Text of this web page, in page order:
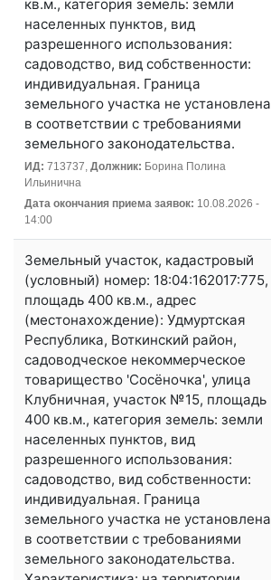
кв.м., категория земель: земли
населенных пунктов, вид
разрешенного использования:
садоводство, вид собственности:
индивидуальная. Граница
земельного участка не установлена
в соответствии с требованиями
земельного законодательства.
ИД: 713737, Должник: Борина Полина
Ильинична
Дата окончания приема заявок: 10.08.2026 -
14:00
Земельный участок, кадастровый
(условный) номер: 18:04:162017:775,
площадь 400 кв.м., адрес
(местонахождение): Удмуртская
Республика, Воткинский район,
садоводческое некоммерческое
товарищество 'Сосёночка', улица
Клубничная, участок №15, площадь
400 кв.м., категория земель: земли
населенных пунктов, вид
разрешенного использования:
садоводство, вид собственности:
индивидуальная. Граница
земельного участка не установлена
в соответствии с требованиями
земельного законодательства.